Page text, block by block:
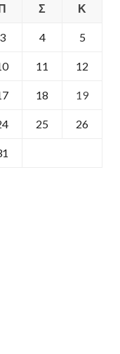
Σ Κ
3 4 5
11 12
18 19
25 26